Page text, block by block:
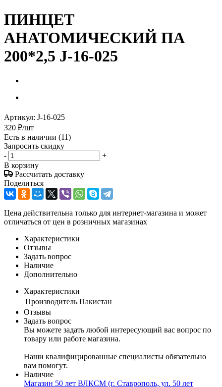
ПИНЦЕТ
АНАТОМИЧЕСКИЙ ПА
200*2,5 J-16-025
Артикул: J-16-025
320 ₽/шт
Есть в наличии (11)
Запросить скидку
-
+
В корзину
Рассчитать доставку
Поделиться
Цена действительна только для интернет-магазина и может
отличаться от цен в розничных магазинах
Характеристики
Отзывы
Задать вопрос
Наличие
Дополнительно
Характеристики
Производитель Пакистан
Отзывы
Задать вопрос
Вы можете задать любой интересующий вас вопрос по
товару или работе магазина.
Наши квалифицированные специалисты обязательно
вам помогут.
Наличие
Магазин 50 лет ВЛКСМ (г. Ставрополь, ул. 50 лет